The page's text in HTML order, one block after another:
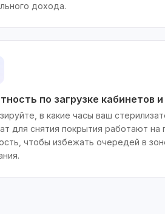
дохода.
по загрузке кабинетов
в какие часы ваш
для снятия покрытия работают на
чтобы избежать очередей в